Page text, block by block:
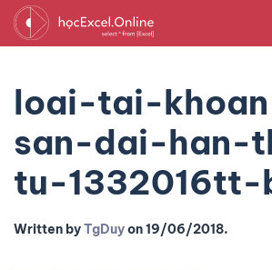
loai-tai-
san-dai-han-
tu-
Written byTgDuyon19/06/2018.